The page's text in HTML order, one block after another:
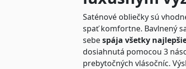
Saténové obliečky sú
spať komfortne. Bavlnený
sebespája všetky
dosiahnutá pomocou 3
prebytočných vlásočníc.